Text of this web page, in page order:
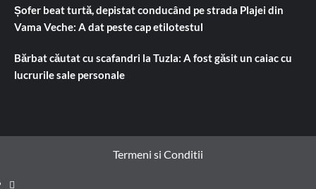
Șofer beat turtă, depistat conducând pe strada Plajei din
Vama Veche: A dat peste cap etilotestul
Bărbat căutat cu scafandri la Tuzla: A fost găsit un caiac cu
lucrurile sale personale
Termeni si Conditii
Prima